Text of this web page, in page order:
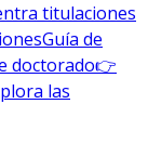
titulaciones
Guía de
doctorado👉
las